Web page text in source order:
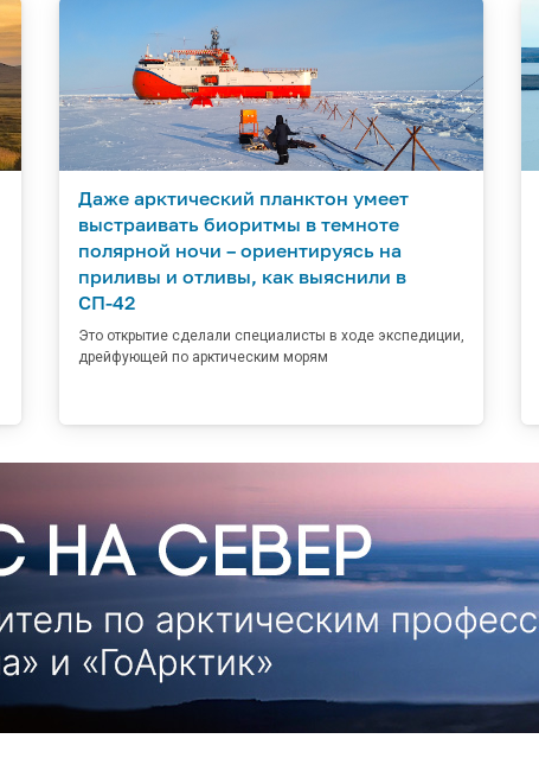
Даже арктический планктон умеет
выстраивать биоритмы в темноте
полярной ночи – ориентируясь на
приливы и отливы, как выяснили в
СП-42
Это открытие сделали специалисты в ходе экспедиции,
дрейфующей по арктическим морям